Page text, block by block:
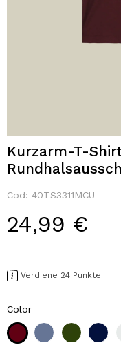
Kurzarm-T-
Cod: 40TS3311MCU
24,99 €
Verdiene 24 Punkte
Color